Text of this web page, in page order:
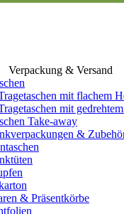
Verpackung & Versand
mit flachem
mit
Take-away
&
& Präsentkörbe